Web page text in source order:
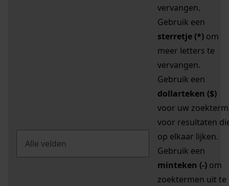
vervangen.
Gebruik een
sterretje (*) om
meer letters te
vervangen.
Gebruik een
dollarteken ($)
voor uw zoekterm
voor resultaten
op elkaar lijken.
Gebruik een
minteken (-) om
zoektermen uit te